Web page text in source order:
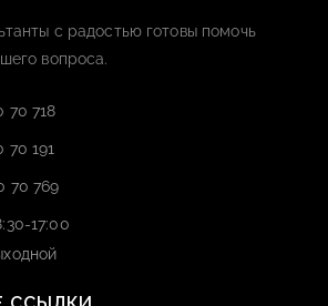
с радостью готовы помочь
вопроса.
70 718
70 191
70 769
17:00